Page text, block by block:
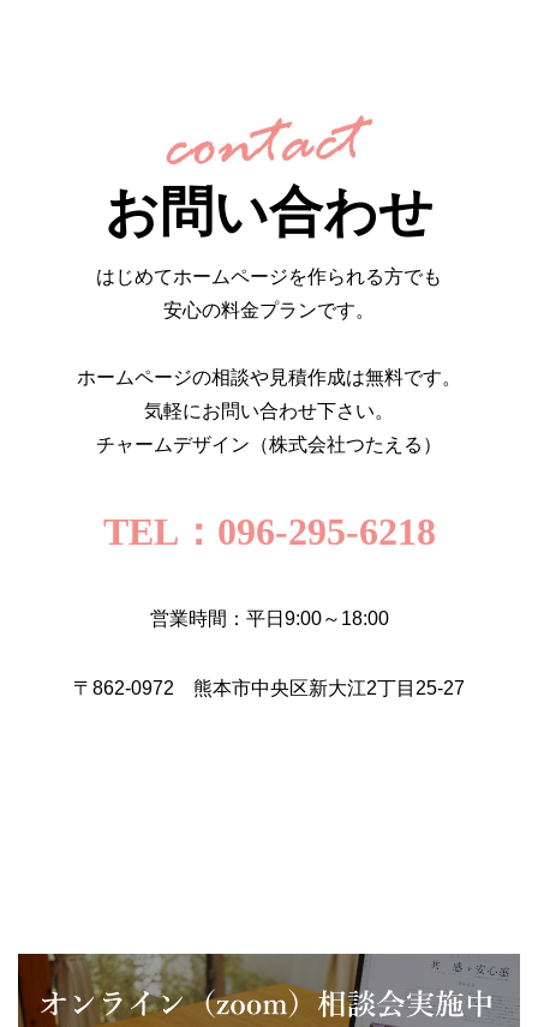
お問い合わせ
はじめてホームページを作られる方でも
安心の料金プランです。
ホームページの相談や見積作成は無料です。
気軽にお問い合わせ下さい。
チャームデザイン（株式会社つたえる）
TEL：096-295-6218
営業時間：平日9:00～18:00
〒862-0972 熊本市中央区新大江2丁目25-27